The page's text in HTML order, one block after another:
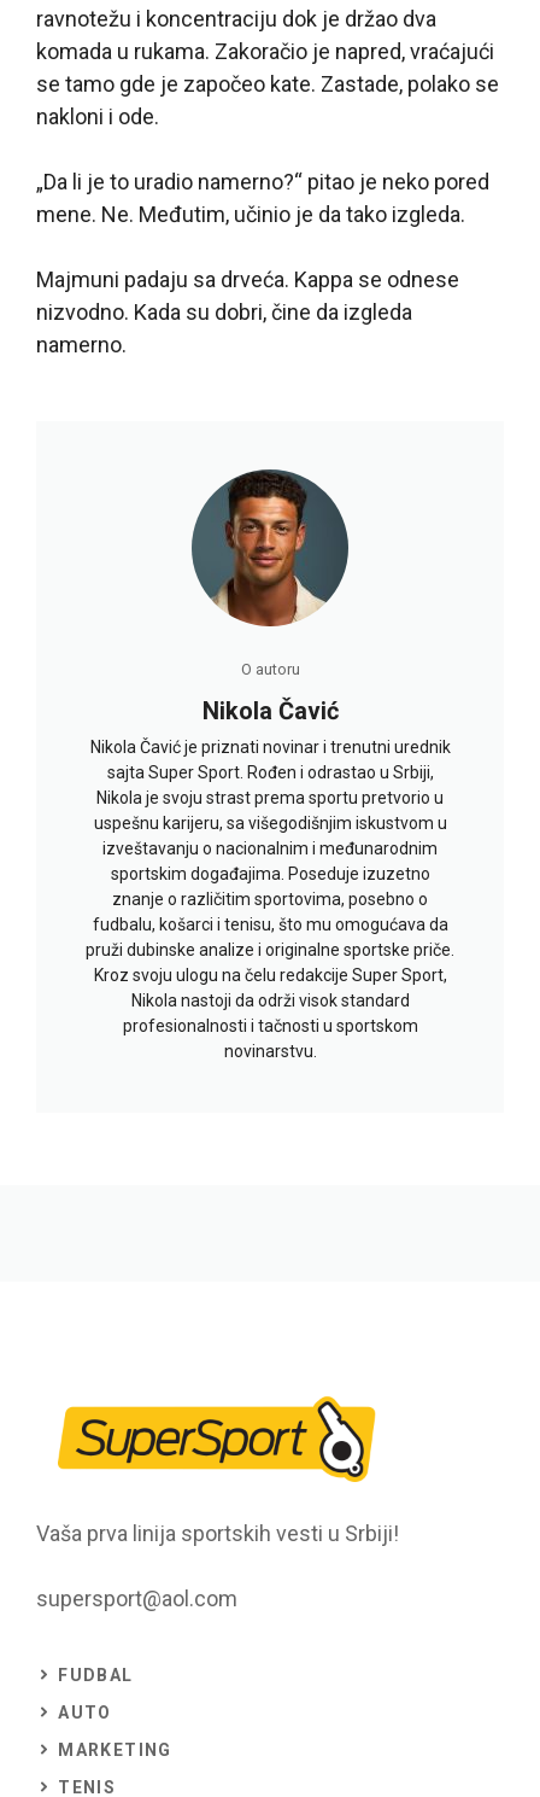
ravnotežu i koncentraciju dok je držao dva
komada u rukama. Zakoračio je napred, vraćajući
se tamo gde je započeo kate. Zastade, polako se
nakloni i ode.
„Da li je to uradio namerno?“ pitao je neko pored
mene. Ne. Međutim, učinio je da tako izgleda.
Majmuni padaju sa drveća. Kappa se odnese
nizvodno. Kada su dobri, čine da izgleda
namerno.
O autoru
Nikola Čavić
Nikola Čavić je priznati novinar i trenutni urednik
sajta Super Sport. Rođen i odrastao u Srbiji,
Nikola je svoju strast prema sportu pretvorio u
uspešnu karijeru, sa višegodišnjim iskustvom u
izveštavanju o nacionalnim i međunarodnim
sportskim događajima. Poseduje izuzetno
znanje o različitim sportovima, posebno o
fudbalu, košarci i tenisu, što mu omogućava da
pruži dubinske analize i originalne sportske priče.
Kroz svoju ulogu na čelu redakcije Super Sport,
Nikola nastoji da održi visok standard
profesionalnosti i tačnosti u sportskom
novinarstvu.
Vaša prva linija sportskih vesti u Srbiji!
supersport@aol.com
FUDBAL
AUTO
MARKETING
TENIS